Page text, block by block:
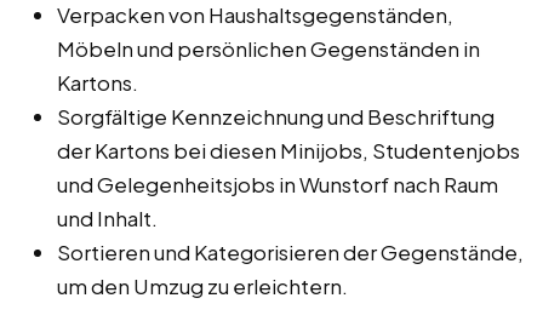
Verpacken von Haushaltsgegenständen,
Möbeln und persönlichen Gegenständen in
Kartons.
Sorgfältige Kennzeichnung und Beschriftung
der Kartons bei diesen Minijobs, Studentenjobs
und Gelegenheitsjobs in Wunstorf nach Raum
und Inhalt.
Sortieren und Kategorisieren der Gegenstände,
um den Umzug zu erleichtern.